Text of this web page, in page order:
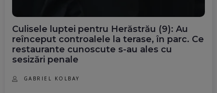
Culisele luptei pentru Herăstrău (9): Au
reînceput controalele la terase, în parc. Ce
restaurante cunoscute s-au ales cu
sesizări penale
GABRIEL KOLBAY